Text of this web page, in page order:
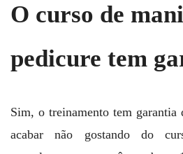
O curso de
pedicure tem
Sim, o treinamento tem garantia
acabar não gostando do